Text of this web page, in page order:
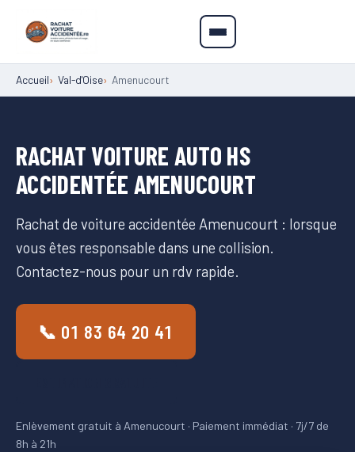
Accueil Val-d'Oise Amenucourt
RACHAT VOITURE AUTO HS
ACCIDENTÉE AMENUCOURT
Rachat de voiture accidentée Amenucourt : lorsque
vous êtes responsable dans une collision.
Contactez-nous pour un rdv rapide.
📞 01 83 64 20 41
Enlèvement gratuit à Amenucourt · Paiement immédiat · 7j/7 de
8h à 21h